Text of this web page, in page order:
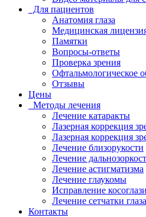
Для пациентов
Анатомия глаза
Медицинская
Памятки
Вопросы-ответы
Проверка зрения
Офтальмологическое
Отзывы
Цены
Методы лечения
Лечение катаракты
Лазерная коррекция
Лазерная коррекция
Лечение близорукости
Лечение
Лечение астигматизма
Лечение глаукомы
Исправление
Лечение сетчатки глаза
Контакты